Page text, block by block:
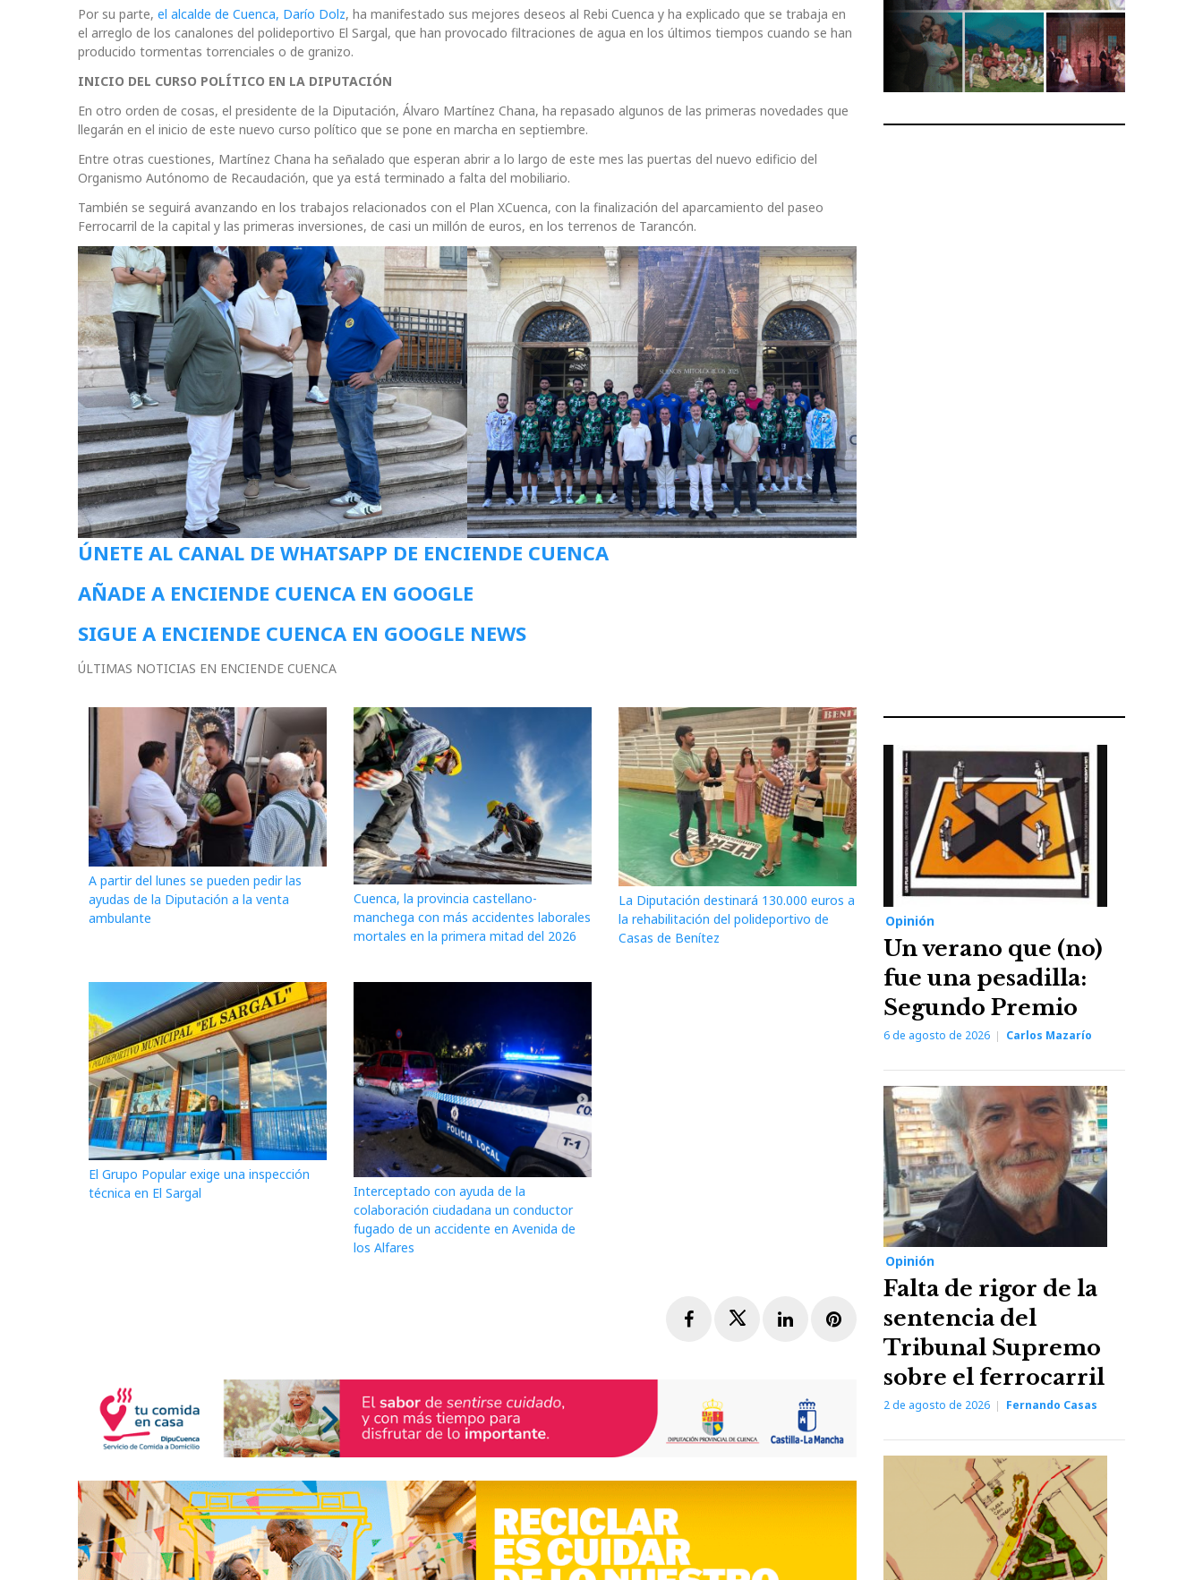
Por su parte, el alcalde de Cuenca, Darío Dolz, ha manifestado sus mejores deseos al Rebi Cuenca y ha explicado que se trabaja en
el arreglo de los canalones del polideportivo El Sargal, que han provocado filtraciones de agua en los últimos tiempos cuando se han
producido tormentas torrenciales o de granizo.
INICIO DEL CURSO POLÍTICO EN LA DIPUTACIÓN
En otro orden de cosas, el presidente de la Diputación, Álvaro Martínez Chana, ha repasado algunos de las primeras novedades que
llegarán en el inicio de este nuevo curso político que se pone en marcha en septiembre.
Entre otras cuestiones, Martínez Chana ha señalado que esperan abrir a lo largo de este mes las puertas del nuevo edificio del
Organismo Autónomo de Recaudación, que ya está terminado a falta del mobiliario.
También se seguirá avanzando en los trabajos relacionados con el Plan XCuenca, con la finalización del aparcamiento del paseo
Ferrocarril de la capital y las primeras inversiones, de casi un millón de euros, en los terrenos de Tarancón.
ÚNETE AL CANAL DE WHATSAPP DE ENCIENDE CUENCA
AÑADE A ENCIENDE CUENCA EN GOOGLE
SIGUE A ENCIENDE CUENCA EN GOOGLE NEWS
ÚLTIMAS NOTICIAS EN ENCIENDE CUENCA
A partir del lunes se pueden pedir las
ayudas de la Diputación a la venta
ambulante
Cuenca, la provincia castellano-
manchega con más accidentes laborales
mortales en la primera mitad del 2026
La Diputación destinará 130.000 euros a
la rehabilitación del polideportivo de
Casas de Benítez
El Grupo Popular exige una inspección
técnica en El Sargal
Interceptado con ayuda de la
colaboración ciudadana un conductor
fugado de un accidente en Avenida de
los Alfares
FacebookTwitterLinkedInPinterest
Opinión
Un verano que (no)
fue una pesadilla:
Segundo Premio
6 de agosto de 2026 Carlos Mazarío
Opinión
Falta de rigor de la
sentencia del
Tribunal Supremo
sobre el ferrocarril
2 de agosto de 2026 Fernando Casas